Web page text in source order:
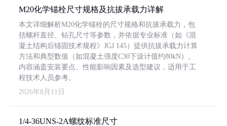
M20化学锚栓尺寸规格及抗拔承载力详解
本文详细解析M20化学锚栓的尺寸规格和抗拔承载力，包
括螺杆直径、钻孔尺寸等参数，并依据专业标准（如《混
凝土结构后锚固技术规程》JGJ 145）提供抗拔承载力计算
方法和典型数值（如混凝土强度C30下设计值约80kN）。
内容涵盖安装要点、性能影响因素及选型建议，适用于工
程技术人员参考。
2026年8月11日
1/4-36UNS-2A螺纹标准尺寸